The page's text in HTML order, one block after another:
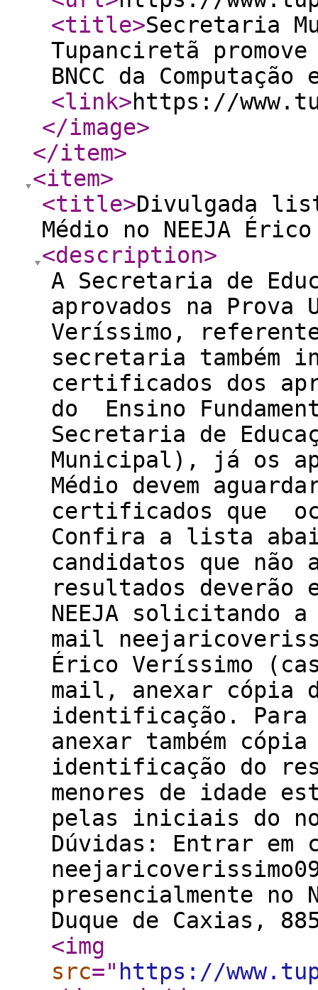
<title>Secretaria
Tupanciretã
BNCC da
<link>https://
</image>
</item>
<item>
<title>Divulgada
Médio no NEEJA
<description>
A Secretaria de
aprovados na Prova
Veríssimo,
secretaria também
certificados dos
do Ensino
Secretaria de
Municipal), já os
Médio devem
certificados que
Confira a lista
candidatos que não
resultados deverão
NEEJA solicitando
mail
Érico Veríssimo
mail, anexar cópia
identificação. Para
anexar também
identificação do
menores de idade
pelas iniciais do
Dúvidas: Entrar
presencialmente no
Duque de Caxias,
<img
src=" https://